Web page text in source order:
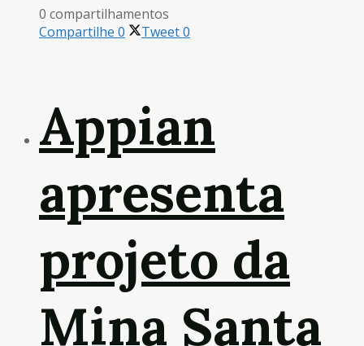
0 compartilhamentos
Compartilhe 0 Tweet0
Appian
apresenta
projeto da
Mina Santa